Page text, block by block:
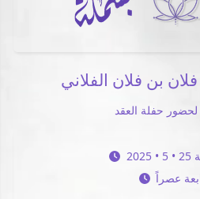
بن فلان الفلاني
حفلة العقد
عصراً